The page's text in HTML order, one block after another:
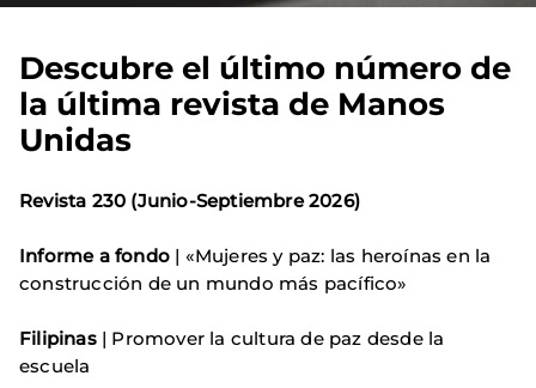
Descubre el último número de
la última revista de Manos
Unidas
Revista 230 (Junio-Septiembre 2026)
Informe a fondo | «Mujeres y paz: las heroínas en la
construcción de un mundo más pacífico»
Filipinas| Promover la cultura de paz desde la
escuela